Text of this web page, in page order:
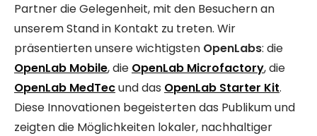
Partner die Gelegenheit, mit den Besuchern an
unserem Stand in Kontakt zu treten. Wir
präsentierten unsere wichtigsten OpenLabs: die
OpenLab Mobile, die OpenLab Microfactory, die
OpenLab MedTecund das OpenLab Starter Kit.
Diese Innovationen begeisterten das Publikum und
zeigten die Möglichkeiten lokaler, nachhaltiger